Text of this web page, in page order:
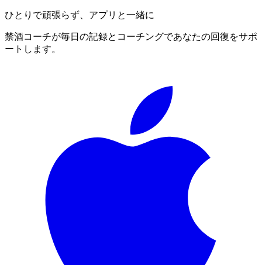
ひとりで頑張らず、アプリと一緒に
禁酒コーチが毎日の記録とコーチングであなたの回復をサポ
ートします。